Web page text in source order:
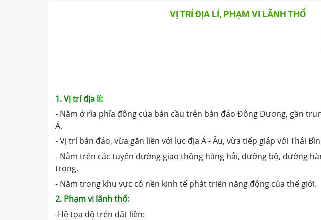
VỊ TRÍ ĐỊA LÍ, PHẠM VI LÃNH THỔ
1. Vị trí địa lí:
- Nằm ở rìa phía đông của bán cầu trên bán đảo Đông Dương, gần
Á.
- Vị trí bán đảo, vừa gắn liền với lục địa Á - Âu, vừa tiếp giáp với Thái
- Nằm trên các tuyến đường giao thông hàng hải, đường bộ, đường
trọng.
- Nằm trong khu vực có nền kinh tế phát triển năng động của thế giới.
2. Phạm vi lãnh thổ:
-Hệ tọa độ trên đất liền: